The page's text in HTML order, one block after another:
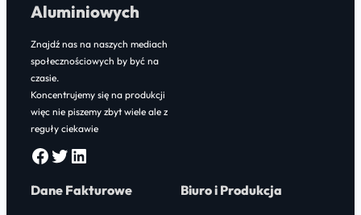
Aluminiowych
Znajdź nas na naszych mediach
społecznościowych by być na
czasie.
Koncentrujemy się na produkcji
więc nie piszemy zbyt wiele ale z
reguły ciekawie
Facebook Twitter LinkedIn
Dane Fakturowe Biuro i Produkcja